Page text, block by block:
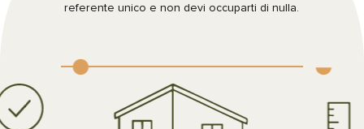
referente unico e non devi occuparti di nulla.
 